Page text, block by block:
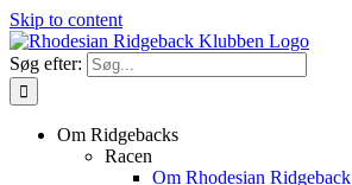
Skip to content
Søg efter:
Om Ridgebacks
Racen
Om Rhodesian Ridgeback